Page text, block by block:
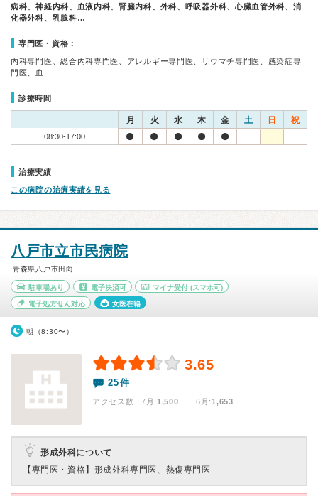
病科、神経内科、血液内科、腎臓内科、外科、呼吸器外科、心臓血管外科、消
化器外科、乳腺科…
専門医・資格：
内科専門医、総合内科専門医、アレルギー専門医、リウマチ専門医、感染症専
門医、血…
診療時間
月 火 水 木 金 土 日 祝
08:30-17:00
治療実績
この病院の治療実績を見る
八戸市立市民病院
青森県八戸市田向
駐車場あり 電子決済可 マイナ受付 (スマホ可)
電子処方せん対応 女医在籍
朝（8:30〜）
3.65
25件
アクセス数 7月:1,500 | 6月:1,653
形成外科について
【専門医・資格】 形成外科専門医、熱傷専門医